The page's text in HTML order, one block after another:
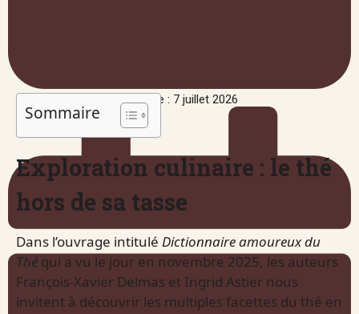
Publié le : 7 juillet 2026
Sommaire
Exploration culinaire : le thé
hors de sa tasse
Dans l’ouvrage intitulé Dictionnaire amoureux du
Thé qui a vu le jour en novembre 2025, les auteurs
François-Xavier Delmas et Ingrid Astier nous
invitent à découvrir les multiples facettes du thé en